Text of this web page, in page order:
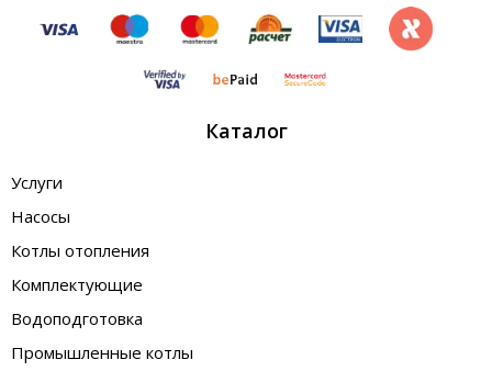
Каталог
Услуги
Насосы
Котлы отопления
Комплектующие
Водоподготовка
Промышленные котлы